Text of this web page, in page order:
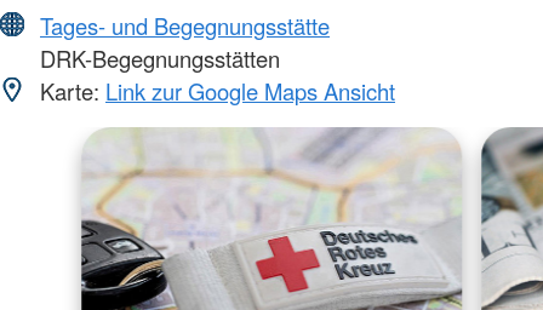
Tages- und Begegnungsstätte
DRK-Begegnungsstätten
Karte: Link zur Google Maps Ansicht